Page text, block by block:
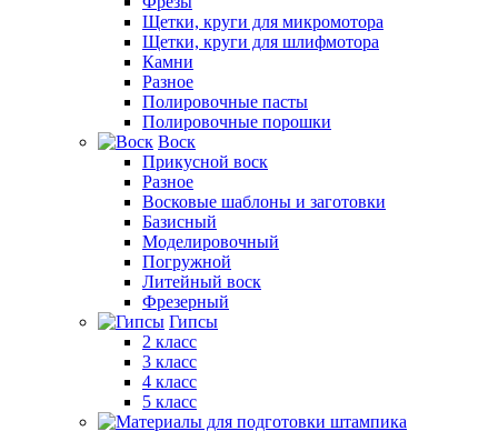
Щетки, круги для микромотора
Щетки, круги для шлифмотора
Камни
Разное
Полировочные пасты
Полировочные порошки
Воск
Прикусной воск
Разное
Восковые шаблоны и заготовки
Базисный
Моделировочный
Погружной
Литейный воск
Фрезерный
Гипсы
2 класс
3 класс
4 класс
5 класс